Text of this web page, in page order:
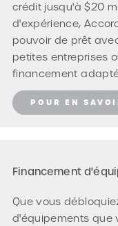
crédit jusqu'à $20
d'expérience,
pouvoir de prêt
petites entreprises
financement
POUR EN
Financement
Que vous
d'équipements que